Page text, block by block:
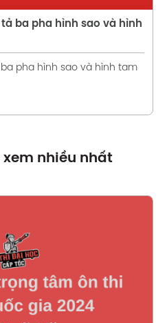
tả ba pha hình sao và hình
ba pha hình sao và hình tam
nhiều nhất
chi tiết